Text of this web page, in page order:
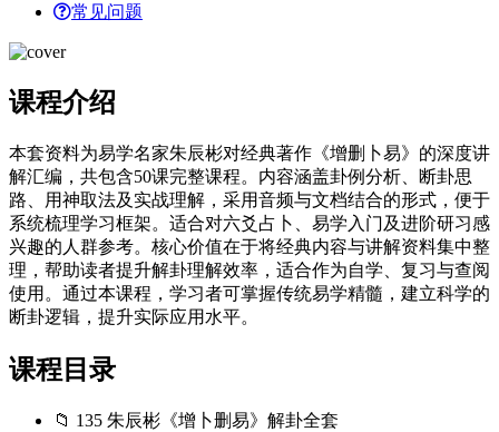
常见问题
课程介绍
本套资料为易学名家朱辰彬对经典著作《增删卜易》的深度讲
解汇编，共包含50课完整课程。内容涵盖卦例分析、断卦思
路、用神取法及实战理解，采用音频与文档结合的形式，便于
系统梳理学习框架。适合对六爻占卜、易学入门及进阶研习感
兴趣的人群参考。核心价值在于将经典内容与讲解资料集中整
理，帮助读者提升解卦理解效率，适合作为自学、复习与查阅
使用。通过本课程，学习者可掌握传统易学精髓，建立科学的
断卦逻辑，提升实际应用水平。
课程目录
📁 135 朱辰彬《增卜删‬易》解卦全套